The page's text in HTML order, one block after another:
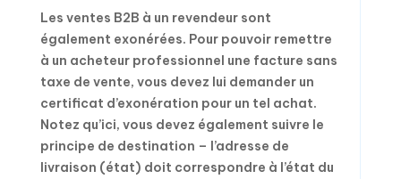
Les ventes B2B à un revendeur sont
également exonérées. Pour pouvoir remettre
à un acheteur professionnel une facture sans
taxe de vente, vous devez lui demander un
certificat d’exonération pour un tel achat.
Notez qu’ici, vous devez également suivre le
principe de destination – l’adresse de
livraison (état) doit correspondre à l’état du